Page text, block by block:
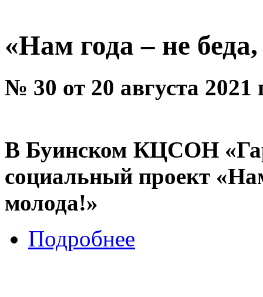
«Нам года – не
№ 30 от 20 августа 2021
В Буинском КЦСОН
социальный проект
молода!»
Подробнее